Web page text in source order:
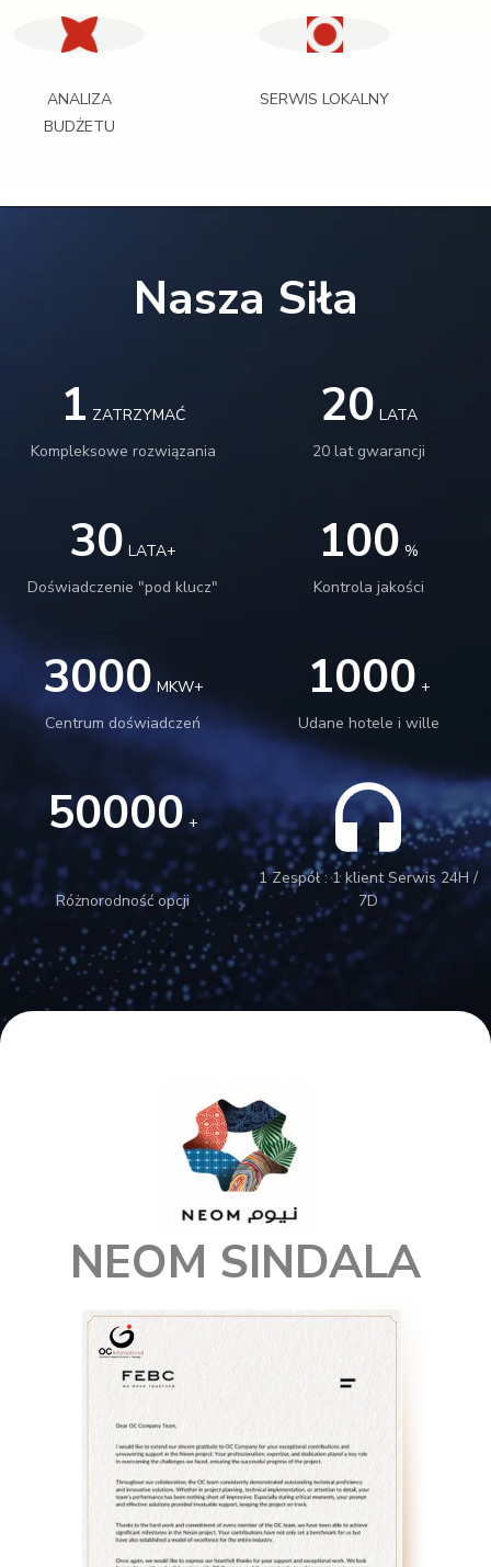
ANALIZA
BUDŻETU
SERWIS LOKALNY
Nasza Siła
1 ZATRZYMAĆ
Kompleksowe rozwiązania
20 LATA
20 lat gwarancji
30 LATA+
Doświadczenie "pod klucz"
100 %
Kontrola jakości
3000 MKW+
Centrum doświadczeń
1000 +
Udane hotele i wille
50000 +
Różnorodność opcji
1 Zespół : 1 klient Serwis 24H /
7D
NEOM SINDALA